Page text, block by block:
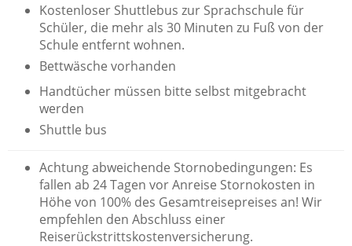
Kostenloser Shuttlebus zur Sprachschule für
Schüler, die mehr als 30 Minuten zu Fuß von der
Schule entfernt wohnen.
Bettwäsche vorhanden
Handtücher müssen bitte selbst mitgebracht
werden
Shuttle bus
Achtung abweichende Stornobedingungen: Es
fallen ab 24 Tagen vor Anreise Stornokosten in
Höhe von 100% des Gesamtreisepreises an! Wir
empfehlen den Abschluss einer
Reiserückstrittskostenversicherung.